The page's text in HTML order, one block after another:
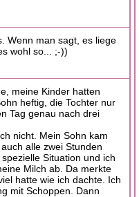
Wenn man sagt, es liege
wohl so... ;-))
meine Kinder hatten
heftig, die Tochter nur
Tag genau nach drei
nicht. Mein Sohn kam
alle zwei Stunden
Situation und ich
Milch ab. Da merkte
hatte wie ich dachte. Ich
mit Schoppen. Dann